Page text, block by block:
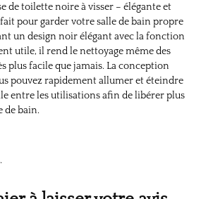
de toilette noire à visser – élégante et
pour garder votre salle de bain propre
un design noir élégant avec la fonction
utile, il rend le nettoyage même des
plus facile que jamais. La conception
pouvez rapidement allumer et éteindre
entre les utilisations afin de libérer plus
de bain.